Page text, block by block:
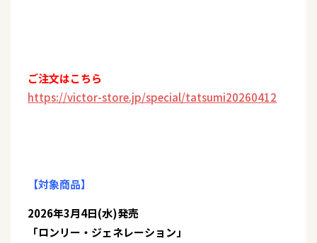
ご注文はこちら
https://victor-store.jp/special/tatsumi20260412
【対象商品】
2026年3月4日(水)発売
「ロンリー・ジェネレーション」